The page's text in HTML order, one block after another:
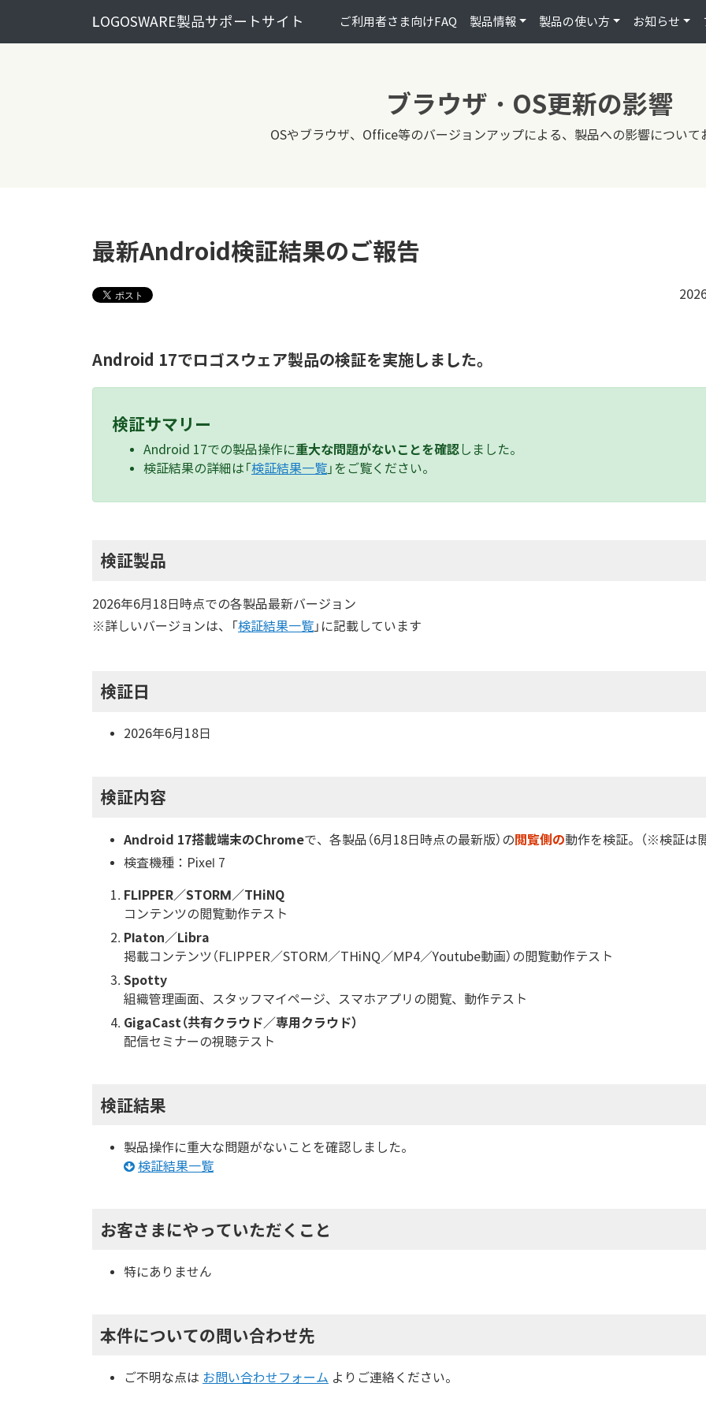
LOGOSWARE製品サポートサイト ご利用者さま向けFAQ 製品情報 製品の使い方 お知らせ
ブラウザ・OS更新の影響
OSやブラウザ、Office等のバージョンアップによる、製品への影響について
最新Android検証結果のご報告
Android 17でロゴスウェア製品の検証を実施しました。
検証サマリー
Android 17での製品操作に重大な問題がないことを確認 しました。
検証結果の詳細は「検証結果一覧 」をご覧ください。
検証製品
2026年6月18日時点での各製品最新バージョン
※詳しいバージョンは、「 検証結果一覧 」に記載しています
検証日
2026年6月18日
検証内容
Android 17搭載端末のChromeで、各製品（6月18日時点の最新版）の 閲覧側の動作を検証。（※検証は閲
検査機種：Pixel 7
FLIPPER／STORM／THiNQ
コンテンツの閲覧動作テスト
Platon／Libra
掲載コンテンツ（FLIPPER／STORM／THiNQ／MP4／Youtube動画）の閲覧動作テスト
Spotty
組織管理画面、スタッフマイページ、スマホアプリの閲覧、動作テスト
GigaCast（共有クラウド／専用クラウド）
配信セミナーの視聴テスト
検証結果
製品操作に重大な問題がないことを確認しました。
検証結果一覧
お客さまにやっていただくこと
特にありません
本件についての問い合わせ先
ご不明な点は お問い合わせフォーム よりご連絡ください。